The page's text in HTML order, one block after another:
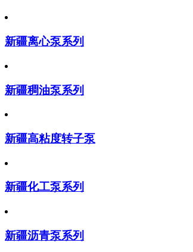
新疆离心泵系列
新疆稠油泵系列
新疆高粘度转子泵
新疆化工泵系列
新疆沥青泵系列